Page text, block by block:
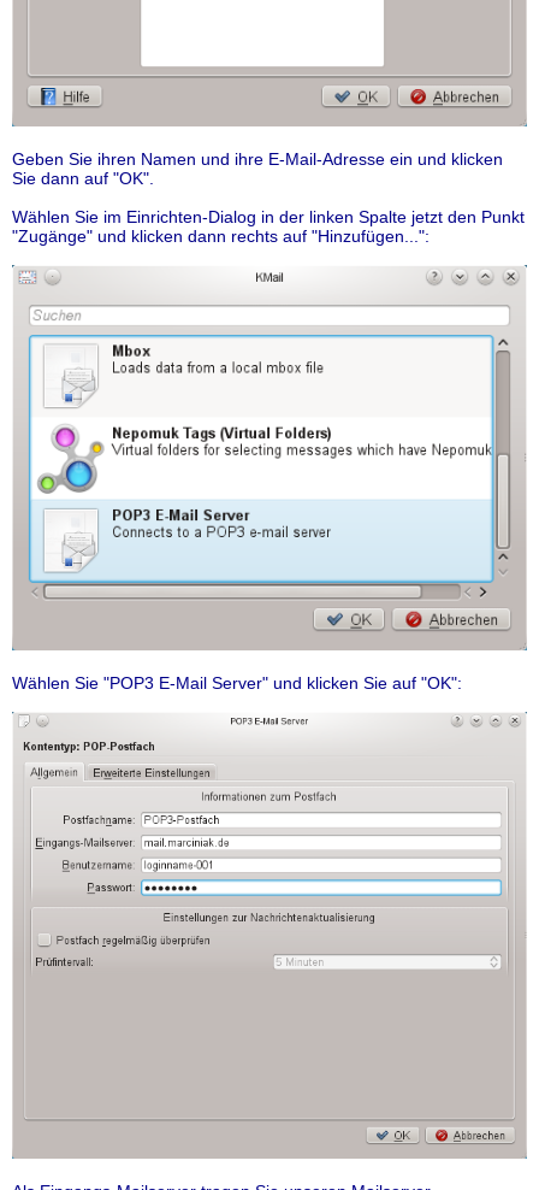
Geben Sie ihren Namen und ihre E-Mail-Adresse ein und klicken
Sie dann auf "OK".
Wählen Sie im Einrichten-Dialog in der linken Spalte jetzt den Punkt
"Zugänge" und klicken dann rechts auf "Hinzufügen...":
Wählen Sie "POP3 E-Mail Server" und klicken Sie auf "OK":